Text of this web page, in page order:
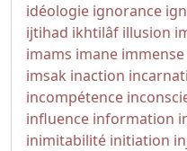
idéologie ignorance
ijtihad ikhtilâf illusion
imams imane immense
imsak inaction
incompétence
influence information
inimitabilité initiation